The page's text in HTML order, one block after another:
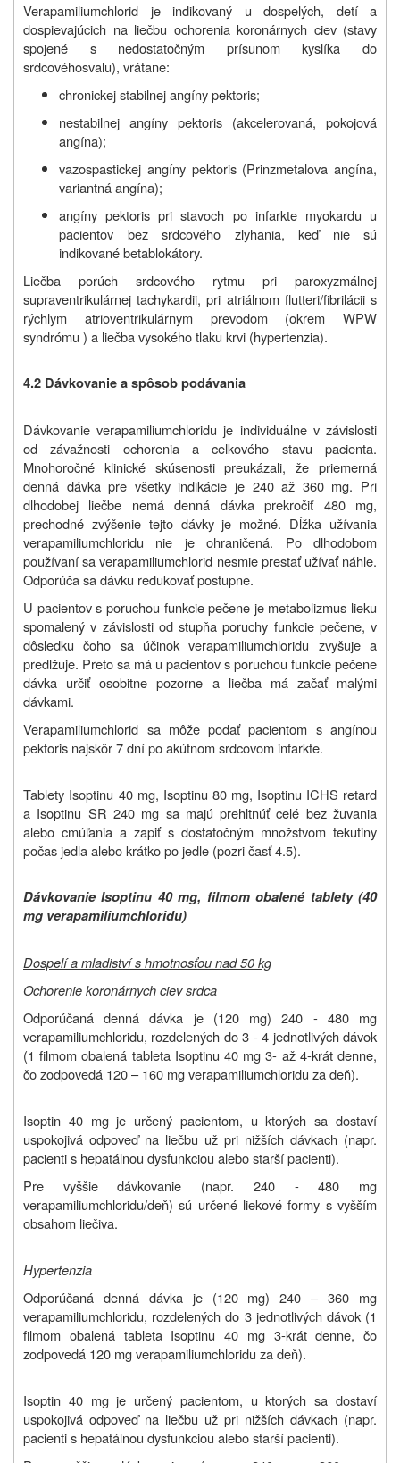
Verapamiliumchlorid je indikovaný u dospelých, detí a
dospievajúcich na liečbu ochorenia koronárnych ciev (stavy
spojené s nedostatočným prísunom kyslíka do
srdcovéhosvalu), vrátane:
chronickej stabilnej angíny pektoris;
nestabilnej angíny pektoris (akcelerovaná, pokojová
angína);
vazospastickej angíny pektoris (Prinzmetalova angína,
variantná angína);
angíny pektoris pri stavoch po infarkte myokardu u
pacientov bez srdcového zlyhania, keď nie sú
indikované betablokátory.
Liečba porúch srdcového rytmu pri paroxyzmálnej
supraventrikulárnej tachykardii, pri atriálnom flutteri/fibrilácii s
rýchlym atrioventrikulárnym prevodom (okrem WPW
syndrómu ) a liečba vysokého tlaku krvi (hypertenzia).
4.2 Dávkovanie a spôsob podávania
Dávkovanie verapamiliumchloridu je individuálne v závislosti
od závažnosti ochorenia a celkového stavu pacienta.
Mnohoročné klinické skúsenosti preukázali, že priemerná
denná dávka pre všetky indikácie je 240 až 360 mg. Pri
dlhodobej liečbe nemá denná dávka prekročiť 480 mg,
prechodné zvýšenie tejto dávky je možné. Dĺžka užívania
verapamiliumchloridu nie je ohraničená. Po dlhodobom
používaní sa verapamiliumchlorid nesmie prestať užívať náhle.
Odporúča sa dávku redukovať postupne.
U pacientov s poruchou funkcie pečene je metabolizmus lieku
spomalený v závislosti od stupňa poruchy funkcie pečene, v
dôsledku čoho sa účinok verapamiliumchloridu zvyšuje a
predlžuje. Preto sa má u pacientov s poruchou funkcie pečene
dávka určiť osobitne pozorne a liečba má začať malými
dávkami.
Verapamiliumchlorid sa môže podať pacientom s angínou
pektoris najskôr 7 dní po akútnom srdcovom infarkte.
Tablety Isoptinu 40 mg, Isoptinu 80 mg, Isoptinu ICHS retard
a Isoptinu SR 240 mg sa majú prehltnúť celé bez žuvania
alebo cmúľania a zapiť s dostatočným množstvom tekutiny
počas jedla alebo krátko po jedle (pozri časť 4.5).
Dávkovanie Isoptinu 40 mg, filmom obalené tablety (40
mg verapamiliumchloridu)
Dospelí a mladiství s hmotnosťou nad 50 kg
Ochorenie koronárnych ciev srdca
Odporúčaná denná dávka je (120 mg) 240 - 480 mg
verapamiliumchloridu, rozdelených do 3 - 4 jednotlivých dávok
(1 filmom obalená tableta Isoptinu 40 mg 3- až 4-krát denne,
čo zodpovedá 120 – 160 mg verapamiliumchloridu za deň).
Isoptin 40 mg je určený pacientom, u ktorých sa dostaví
uspokojivá odpoveď na liečbu už pri nižších dávkach (napr.
pacienti s hepatálnou dysfunkciou alebo starší pacienti).
Pre vyššie dávkovanie (napr. 240 - 480 mg
verapamiliumchloridu/deň) sú určené liekové formy s vyšším
obsahom liečiva.
Hypertenzia
Odporúčaná denná dávka je (120 mg) 240 – 360 mg
verapamiliumchloridu, rozdelených do 3 jednotlivých dávok (1
filmom obalená tableta Isoptinu 40 mg 3-krát denne, čo
zodpovedá 120 mg verapamiliumchloridu za deň).
Isoptin 40 mg je určený pacientom, u ktorých sa dostaví
uspokojivá odpoveď na liečbu už pri nižších dávkach (napr.
pacienti s hepatálnou dysfunkciou alebo starší pacienti).